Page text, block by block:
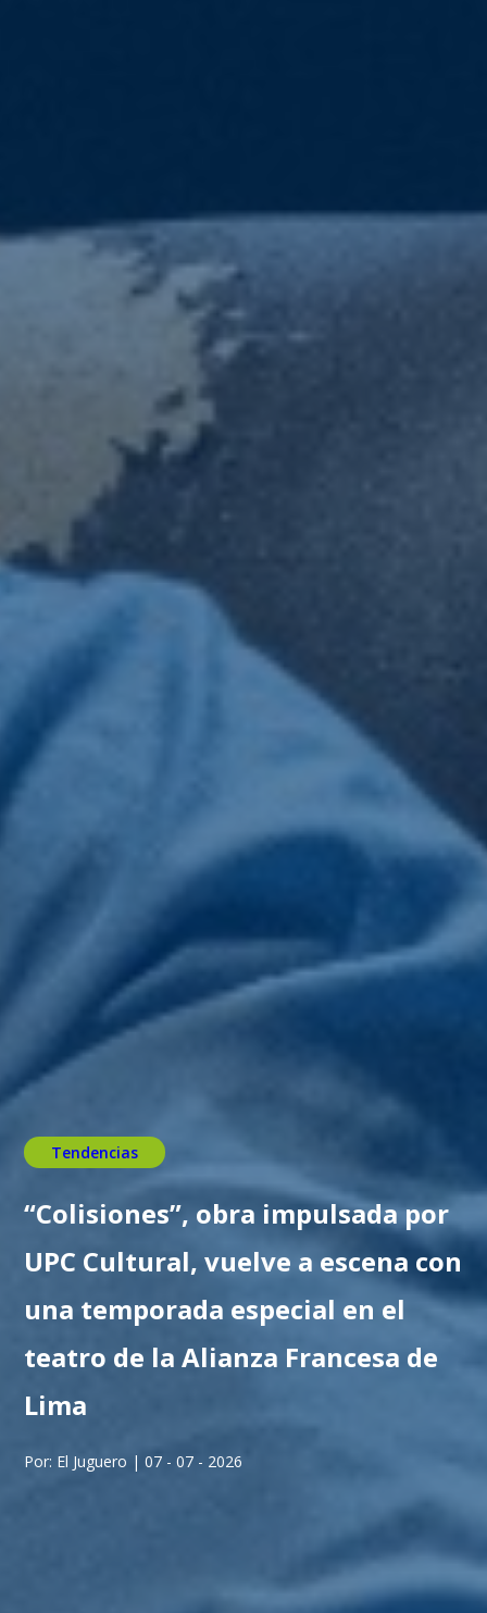
Tendencias
“Colisiones”, obra impulsada por
UPC Cultural, vuelve a escena con
una temporada especial en el
teatro de la Alianza Francesa de
Lima
Por: El Juguero | 07 - 07 - 2026